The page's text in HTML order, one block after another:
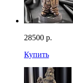
28500 р.
Купить